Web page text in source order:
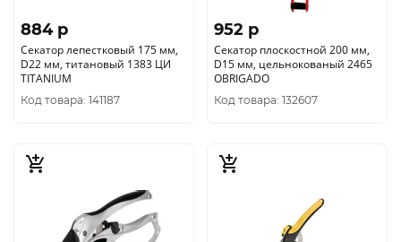
884 p
Секатор лепестковый 175 мм,
D22 мм, титановый 1383 ЦИ
TITANIUM
Код товара: 141187
952 p
Секатор плоскостной 200 мм,
D15 мм, цельнокованый 2465
OBRIGADO
Код товара: 132607